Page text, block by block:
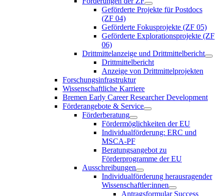
Geförderte Projekte für Postdocs
(ZF 04)
Geförderte Fokusprojekte (ZF 05)
Geförderte Explorationsprojekte (ZF
06)
Drittmittelanzeige und Drittmittelbericht
Drittmittelbericht
Anzeige von Drittmittelprojekten
Forschungsinfrastruktur
Wissenschaftliche Karriere
Bremen Early Career Researcher Development
Förderangebote & Service
Förderberatung
Fördermöglichkeiten der EU
Individualförderung: ERC und
MSCA-PF
Beratungsangebot zu
Förderprogramme der EU
Ausschreibungen
Individualförderung herausragender
Wissenschaftler:innen
Antragsformular Success